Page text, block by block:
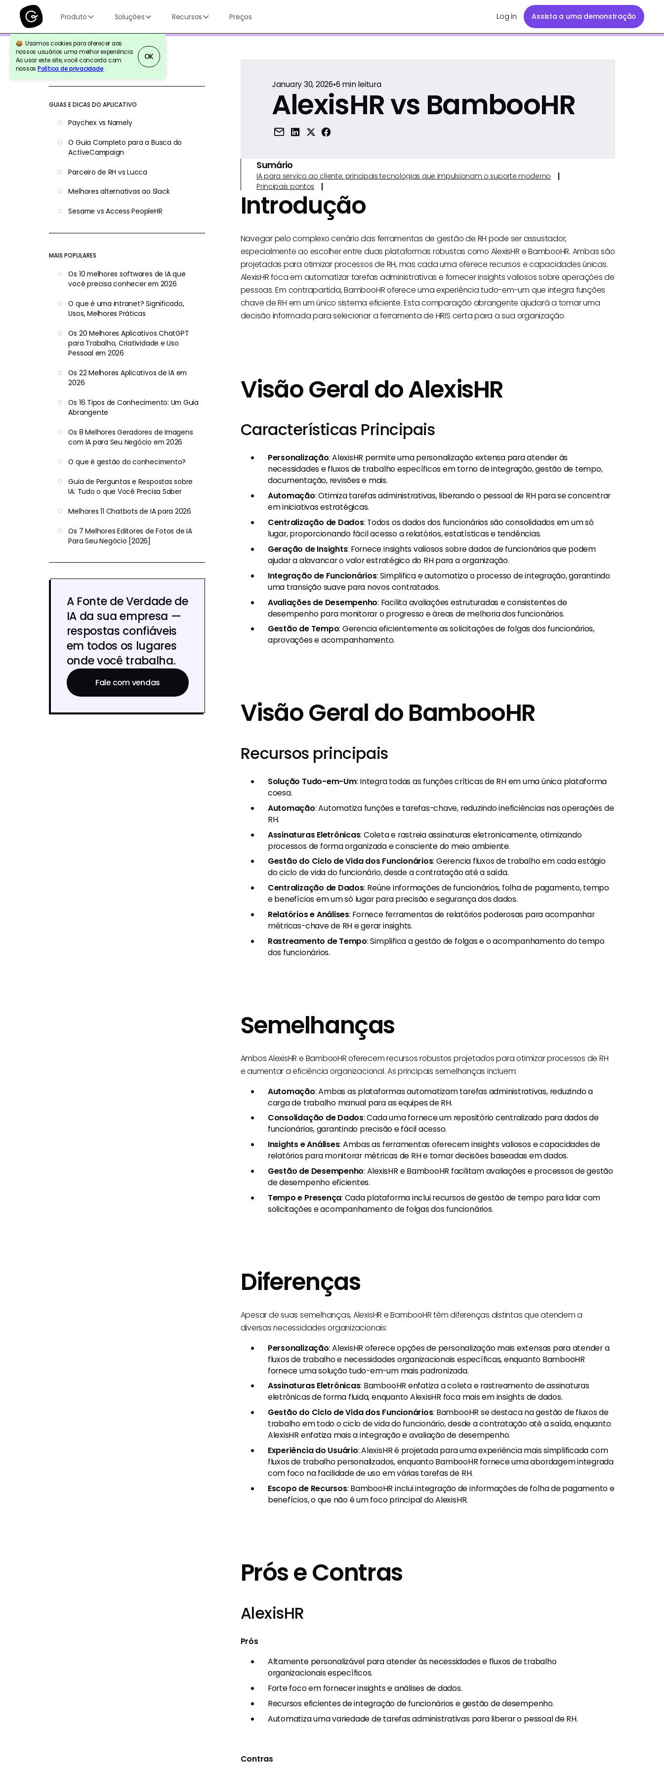
Produto Soluções Recursos Preços Log in Assista a uma demonstração
Usamos cookies para oferecer aos
nossos usuários uma melhor experiência.
Ao usar este site, você concorda com
nossos Política de privacidade.
OK
Voltar para a referência
GUIAS E DICAS DO APLICATIVO
Paychex vs Namely
O Guia Completo para a Busca do
ActiveCampaign
Parceiro de RH vs Lucca
Melhores alternativas ao Slack
Sesame vs Access PeopleHR
MAIS POPULARES
Os 10 melhores softwares de IA que
você precisa conhecer em 2026
O que é uma intranet? Significado,
Usos, Melhores Práticas
Os 20 Melhores Aplicativos ChatGPT
para Trabalho, Criatividade e Uso
Pessoal em 2026
Os 22 Melhores Aplicativos de IA em
2026
Os 16 Tipos de Conhecimento: Um Guia
Abrangente
Os 8 Melhores Geradores de Imagens
com IA para Seu Negócio em 2026
O que é gestão do conhecimento?
Guia de Perguntas e Respostas sobre
IA: Tudo o que Você Precisa Saber
Melhores 11 Chatbots de IA para 2026
Os 7 Melhores Editores de Fotos de IA
Para Seu Negócio [2026]
A Fonte de Verdade de
IA da sua empresa —
respostas confiáveis
em todos os lugares
onde você trabalha.
Fale com vendas
January 30, 2026•6 min leitura
AlexisHR vs BambooHR
Sumário
IA para serviço ao cliente: principais tecnologias que impulsionam o suporte moderno
Principais pontos
Introdução
Navegar pelo complexo cenário das ferramentas de gestão de RH pode ser assustador,
especialmente ao escolher entre duas plataformas robustas como AlexisHR e BambooHR. Ambas são
projetadas para otimizar processos de RH, mas cada uma oferece recursos e capacidades únicas.
AlexisHR foca em automatizar tarefas administrativas e fornecer insights valiosos sobre operações de
pessoas. Em contrapartida, BambooHR oferece uma experiência tudo-em-um que integra funções
chave de RH em um único sistema eficiente. Esta comparação abrangente ajudará a tomar uma
decisão informada para selecionar a ferramenta de HRIS certa para a sua organização.
Visão Geral do AlexisHR
Características Principais
Personalização: AlexisHR permite uma personalização extensa para atender às
necessidades e fluxos de trabalho específicos em torno de integração, gestão de tempo,
documentação, revisões e mais.
Automação: Otimiza tarefas administrativas, liberando o pessoal de RH para se concentrar
em iniciativas estratégicas.
Centralização de Dados: Todos os dados dos funcionários são consolidados em um só
lugar, proporcionando fácil acesso a relatórios, estatísticas e tendências.
Geração de Insights: Fornece insights valiosos sobre dados de funcionários que podem
ajudar a alavancar o valor estratégico do RH para a organização.
Integração de Funcionários: Simplifica e automatiza o processo de integração, garantindo
uma transição suave para novos contratados.
Avaliações de Desempenho: Facilita avaliações estruturadas e consistentes de
desempenho para monitorar o progresso e áreas de melhoria dos funcionários.
Gestão de Tempo: Gerencia eficientemente as solicitações de folgas dos funcionários,
aprovações e acompanhamento.
Visão Geral do BambooHR
Recursos principais
Solução Tudo-em-Um: Integra todas as funções críticas de RH em uma única plataforma
coesa.
Automação: Automatiza funções e tarefas-chave, reduzindo ineficiências nas operações de
RH.
Assinaturas Eletrônicas: Coleta e rastreia assinaturas eletronicamente, otimizando
processos de forma organizada e consciente do meio ambiente.
Gestão do Ciclo de Vida dos Funcionários: Gerencia fluxos de trabalho em cada estágio
do ciclo de vida do funcionário, desde a contratação até a saída.
Centralização de Dados: Reúne informações de funcionários, folha de pagamento, tempo
e benefícios em um só lugar para precisão e segurança dos dados.
Relatórios e Análises: Fornece ferramentas de relatórios poderosas para acompanhar
métricas-chave de RH e gerar insights.
Rastreamento de Tempo: Simplifica a gestão de folgas e o acompanhamento do tempo
dos funcionários.
Semelhanças
Ambos AlexisHR e BambooHR oferecem recursos robustos projetados para otimizar processos de RH
e aumentar a eficiência organizacional. As principais semelhanças incluem:
Automação: Ambas as plataformas automatizam tarefas administrativas, reduzindo a
carga de trabalho manual para as equipes de RH.
Consolidação de Dados: Cada uma fornece um repositório centralizado para dados de
funcionários, garantindo precisão e fácil acesso.
Insights e Análises: Ambas as ferramentas oferecem insights valiosos e capacidades de
relatórios para monitorar métricas de RH e tomar decisões baseadas em dados.
Gestão de Desempenho: AlexisHR e BambooHR facilitam avaliações e processos de gestão
de desempenho eficientes.
Tempo e Presença: Cada plataforma inclui recursos de gestão de tempo para lidar com
solicitações e acompanhamento de folgas dos funcionários.
Diferenças
Apesar de suas semelhanças, AlexisHR e BambooHR têm diferenças distintas que atendem a
diversas necessidades organizacionais:
Personalização: AlexisHR oferece opções de personalização mais extensas para atender a
fluxos de trabalho e necessidades organizacionais específicas, enquanto BambooHR
fornece uma solução tudo-em-um mais padronizada.
Assinaturas Eletrônicas: BambooHR enfatiza a coleta e rastreamento de assinaturas
eletrônicas de forma fluida, enquanto AlexisHR foca mais em insights de dados.
Gestão do Ciclo de Vida dos Funcionários: BambooHR se destaca na gestão de fluxos de
trabalho em todo o ciclo de vida do funcionário, desde a contratação até a saída, enquanto
AlexisHR enfatiza mais a integração e avaliação de desempenho.
Experiência do Usuário: AlexisHR é projetada para uma experiência mais simplificada com
fluxos de trabalho personalizados, enquanto BambooHR fornece uma abordagem integrada
com foco na facilidade de uso em várias tarefas de RH.
Escopo de Recursos: BambooHR inclui integração de informações de folha de pagamento e
benefícios, o que não é um foco principal do AlexisHR.
Prós e Contras
AlexisHR
Prós
Altamente personalizável para atender às necessidades e fluxos de trabalho
organizacionais específicos.
Forte foco em fornecer insights e análises de dados.
Recursos eficientes de integração de funcionários e gestão de desempenho.
Automatiza uma variedade de tarefas administrativas para liberar o pessoal de RH.
Contras